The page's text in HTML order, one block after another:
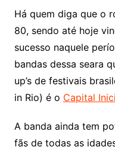
Há quem diga que o
80, sendo até hoje
sucesso naquele
bandas dessa seara
up’s de festivais
in Rio) é o Capital
A banda ainda tem
fãs de todas as